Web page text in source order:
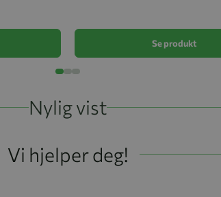
Se produkt
Nylig vist
Vi hjelper deg!